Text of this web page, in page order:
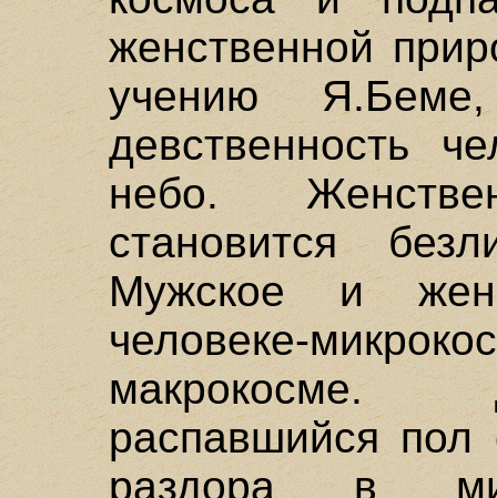
женственной
учению
девственность
небо.
становится
Мужское и
человеке-
макрокосме.
распавшийся пол
раздора в